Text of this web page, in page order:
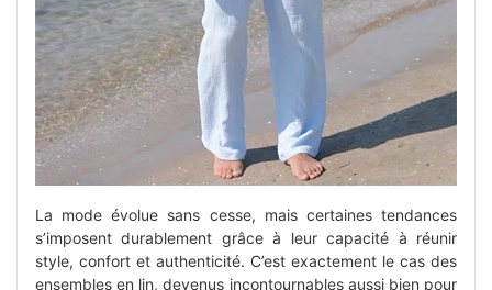
La mode évolue sans cesse, mais certaines tendances
s’imposent durablement grâce à leur capacité à réunir
style, confort et authenticité. C’est exactement le cas des
ensembles en lin, devenus incontournables aussi bien pour